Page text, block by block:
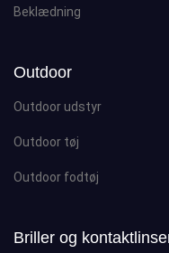
Beklædning
Outdoor
Outdoor udstyr
Outdoor tøj
Outdoor fodtøj
Briller og